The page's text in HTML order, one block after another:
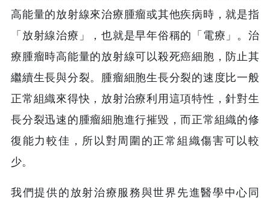
高能量的放射線來治療腫瘤或其他疾病時，就是指
「放射線治療」，也就是早年俗稱的「電療」。治
療腫瘤時高能量的放射線可以殺死癌細胞，防止其
繼續生長與分裂。腫瘤細胞生長分裂的速度比一般
正常組織來得快，放射治療利用這項特性，針對生
長分裂迅速的腫瘤細胞進行摧毀，而正常組織的修
復能力較佳，所以對周圍的正常組織傷害可以較
少。
我們提供的放射治療服務與世界先進醫學中心同